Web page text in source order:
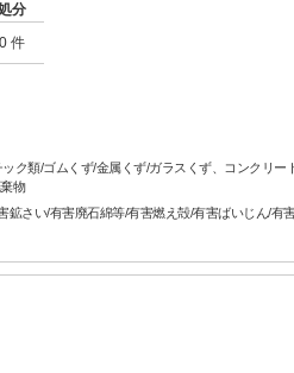
分
0 件
ク類/ゴムくず/金属くず/ガラスくず、コンクリ
物
鉱さい/有害廃石綿等/有害燃え殻/有害ばいじん/有